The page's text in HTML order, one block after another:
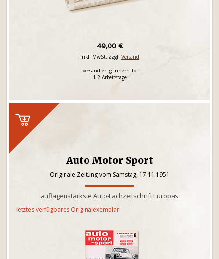
49,00 €
inkl. MwSt. zzgl. Versand
versandfertig innerhalb
1-2 Arbeitstage
Auto Motor Sport
Originale Zeitung vom Samstag, 17.11.1951
auflagenstärkste Auto-Fachzeitschrift Europas
letztes verfügbares Originalexemplar!